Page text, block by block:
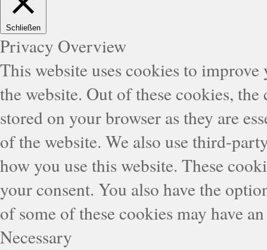
Schließen
Privacy Overview
This website uses cookies to
the website. Out of these cookies,
stored on your browser as they are
of the website. We also use third-
how you use this website. These
your consent. You also have the
of some of these cookies may have
Necessary